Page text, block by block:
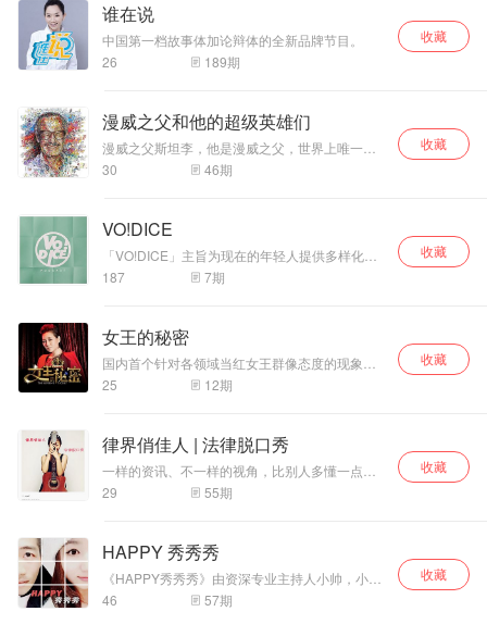
谁在说
中国第一档故事体加论辩体的全新品牌节目。
26
189期
收藏
漫威之父和他的超级英雄们
漫威之父斯坦李，他是漫威之父，世界上唯一拥
有一个“宇宙”的人。他创造的超级英雄，曾是无数
人的童年梦想。而他是漫威宇宙里最厉害的超级
个平行时空里再次相聚。再见，漫威宇宙的创造
者！
30 46期
收藏
VO!DICE
「VO!DICE」主旨为现在的年轻人提供多样化的
休闲活动选择。 「VO!DICE」来自DICE，华人
地区最大的桌面游戏文化推广平台。过去我们将
项”，如今我们希望在「VO!DICE」为大家提供更
多选项，希望让每个人每周除了工作与睡眠的剩
余72个小时变得丰富有趣。 在「VO!DICE」我们
不再只聊桌游，内容将包括一切你在休闲时光可
以进行的活动，邀请那些“从不觉得生活无所事
你能知道更多的好去处，听到更多的好内容，让
过去无聊发呆刷手机的自己拥有更多的好时光。
「VO!DICE」，听会玩的人，聊好玩的事。
187 7期
收藏
女王的秘密
国内首个针对各领域当红女王群像态度的现象级
话题节目，节目由酷姐李静主持。节目每期都会
邀请一位极具影响力的女王，共同探秘女王不为
25 12期
收藏
律界俏佳人 | 法律脱口秀
一样的资讯、不一样的视角，比别人多懂一点
法。 需要更多法律贴士？关注我们的官方公众
号“Lawyer点评”！你更可以一键直达律师咨询、
Your_Lawyers_wx
29 55期
收藏
HAPPY 秀秀秀
《HAPPY秀秀秀》由资深专业主持人小帅，小花
担纲，他们十余年主持风格独树一帜，用生活
化，诙谐、幽默的语言将信息传达给受众。节目
46 57期
收藏